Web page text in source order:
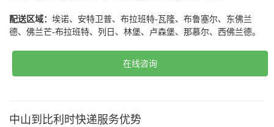
配送区域： 埃诺、安特卫普、布拉班特-瓦隆、布鲁塞尔、东佛兰
德、佛兰芒-布拉班特、列日、林堡、卢森堡、那慕尔、西佛兰德。
在线咨询
中山到比利时快递服务优势